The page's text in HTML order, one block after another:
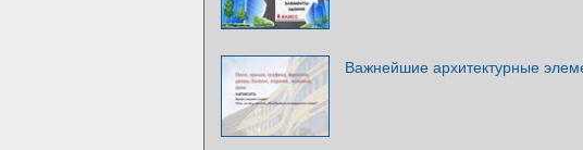
Важнейшие архитектурные